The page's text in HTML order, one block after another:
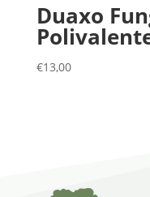
Duaxo
€13,00